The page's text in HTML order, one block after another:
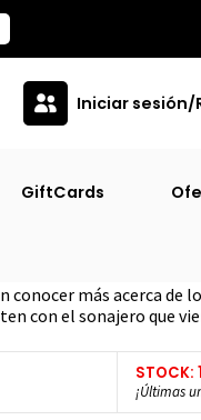
Iniciar sesión/
GiftCards
La Jungla
conocer más acerca de
con el sonajero que
STOCK: 1
¡Últimas